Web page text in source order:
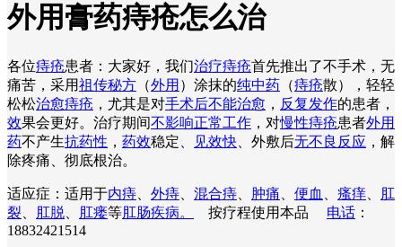
外用膏药痔疮怎么治
各位痔疮患者：大家好，我们治疗痔疮首先推出了不手术，无
痛苦，采用祖传秘方 （外用 ）涂抹的纯中药 （痔疮散），轻轻
松松治愈痔疮 ，尤其是对手术后不能治愈 ， 反复发作的患者，
效果会更好。治疗期间不影响正常工作 ，对慢性痔疮患者外用
药不产生抗药性 ， 药效稳定、 见效快 、外敷后无不良反应 ，解
除疼痛、彻底根治。
适应症：适用于内痔 外痔 混合痔 肿痛 便血 瘙痒
肛
裂
肛脱 肛瘘等肛肠疾病。 按疗程使用本品 电话 ：
18832421514